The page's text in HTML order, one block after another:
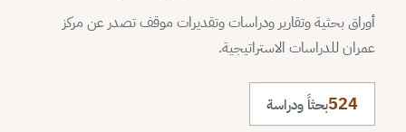
أوراق بحثية وتقارير ودراسات وتقديرات موقف تصدر عن مركز
عمران للدراسات الاستراتيجية.
524بحثاً ودراسة